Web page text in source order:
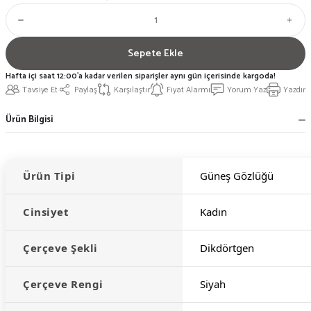
Sepete Ekle
Tavsiye Et Paylaş Karşılaştır Fiyat Alarmı Yorum Yaz Yazdır
Hafta içi saat 12:00'a kadar verilen siparişler aynı gün içerisinde kargoda!
Ürün Bilgisi
Ürün Tipi Güneş Gözlüğü
Cinsiyet Kadın
Çerçeve Şekli Dikdörtgen
Çerçeve Rengi Siyah